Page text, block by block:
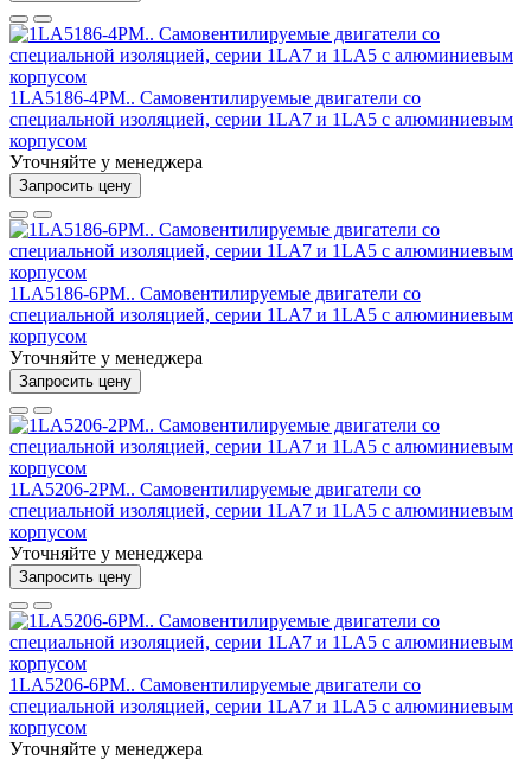
1LA5186-4PM.. Самовентилируемые двигатели со
специальной изоляцией, серии 1LA7 и 1LA5 с алюминиевым
корпусом
Уточняйте у менеджера
Запросить цену
1LA5186-6PM.. Самовентилируемые двигатели со
специальной изоляцией, серии 1LA7 и 1LA5 с алюминиевым
корпусом
Уточняйте у менеджера
Запросить цену
1LA5206-2PM.. Самовентилируемые двигатели со
специальной изоляцией, серии 1LA7 и 1LA5 с алюминиевым
корпусом
Уточняйте у менеджера
Запросить цену
1LA5206-6PM.. Самовентилируемые двигатели со
специальной изоляцией, серии 1LA7 и 1LA5 с алюминиевым
корпусом
Уточняйте у менеджера